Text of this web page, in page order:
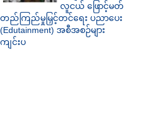
လူငယ် ဖြောင့်မတ်
တည်ကြည်မှုမြှင့်တင်ရေး ပညာပေး
(Edutainment) အစီအစဉ်များ
ကျင်းပ